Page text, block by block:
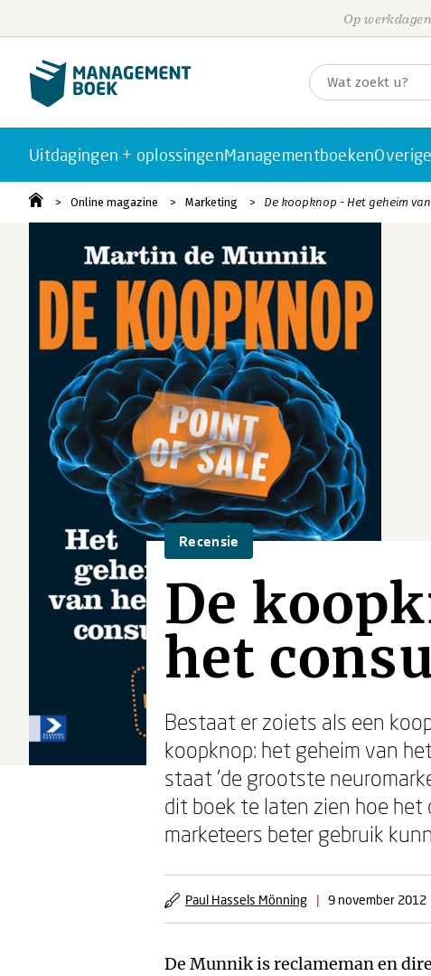
Op
Uitdagingen + oplossingenManagementboeken
Online magazine Marketing De koopknop - Het geheim
Recensie
De
het
Bestaat er zoiets als een
koopknop: het geheim van
staat 'de grootste
dit boek te laten zien hoe het
marketeers beter gebruik
Paul Hassels Mönning | 9 november 2012
De Munnik is reclameman en